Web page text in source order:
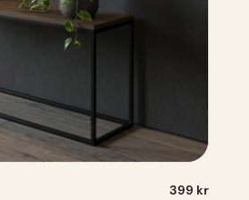
399 kr